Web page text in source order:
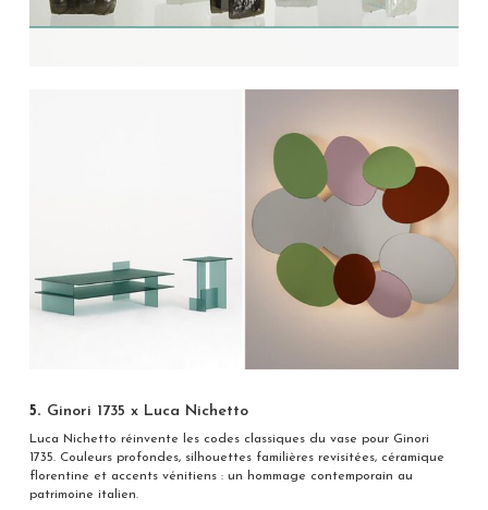
5. Ginori 1735 x Luca Nichetto
Luca Nichetto réinvente les codes classiques du vase pour Ginori
1735. Couleurs profondes, silhouettes familières revisitées, céramique
florentine et accents vénitiens : un hommage contemporain au
patrimoine italien.